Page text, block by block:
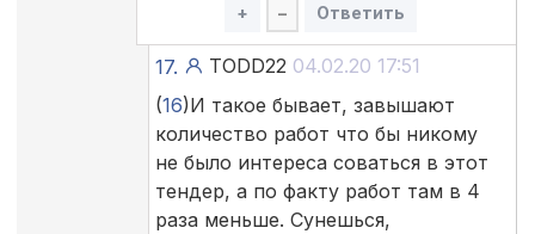
+ – Ответить
17. TODD22 04.02.20 17:51
(16)И такое бывает, завышают
количество работ что бы никому
не было интереса соваться в этот
тендер, а по факту работ там в 4
раза меньше. Сунешься,